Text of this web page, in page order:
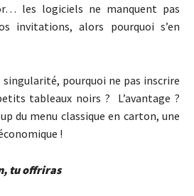
les logiciels ne manquent pas
invitations, alors pourquoi s’en
pourquoi ne pas inscrire
tableaux noirs ? L’avantage ?
du menu classique en carton, une
!
tu offriras